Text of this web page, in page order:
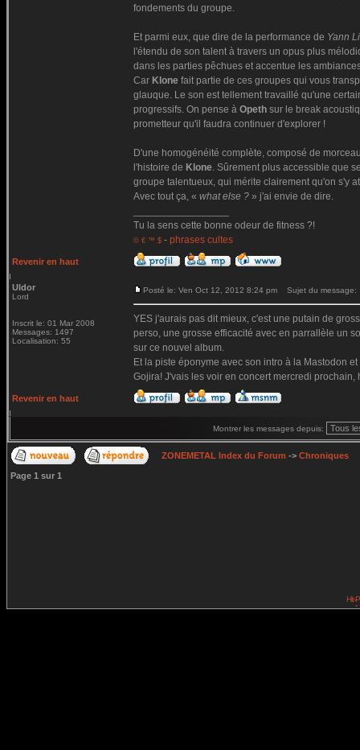
fondements du groupe.
Et parmi eux, que dire de la performance de Yann
l'étendu de son talent à travers un opus plus
dans les parties pêchues et accentue les
Car Klone fait partie de ces groupes qui vous
glauque. Le son est tellement travaillé qu'une
progressifs. On pense à Opeth sur le break
prometteur qu'il faudra continuer d'explorer !
D'une homogénéité complète, composé de
l'histoire de Klone. Sûrement plus accessible que
groupe talentueux, qui mérite clairement qu'on s'y
Avec tout ça, « what else ? » j'ai envie de dire.
Tu la sens cette bonne odeur de fitness ?!
© € ™ $ - phrases cultes
Revenir en haut
Uldor
Lord
Inscrit le: 01 Mar 2008
Messages: 1497
Localisation: 55
Posté le: Ven Oct 12, 2012 8:24 pm Sujet du message:
YES j'aurais pas dit mieux, c'est une putain de
perso, une grosse efficacité avec en parrallèle un
sur ce nouvel album.
Et la piste éponyme avec son intro à la Mastodon
Gojira! J'vais les voir en concert mercredi
Revenir en haut
Montrer les messages depuis:
ZONEMETAL Index du Forum -> Chroniques
Page 1 sur 1